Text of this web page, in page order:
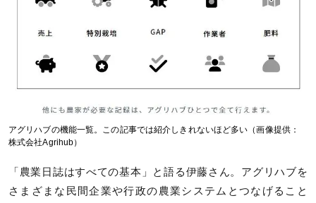
アグリハブの機能一覧。この記事では紹介しきれないほど多い（画像提供：
株式会社Agrihub）
「農業日誌はすべての基本」と語る伊藤さん。アグリハブを
さまざまな民間企業や行政の農業システムとつなげること